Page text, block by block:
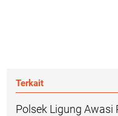
Terkait
Polsek Ligung Awasi